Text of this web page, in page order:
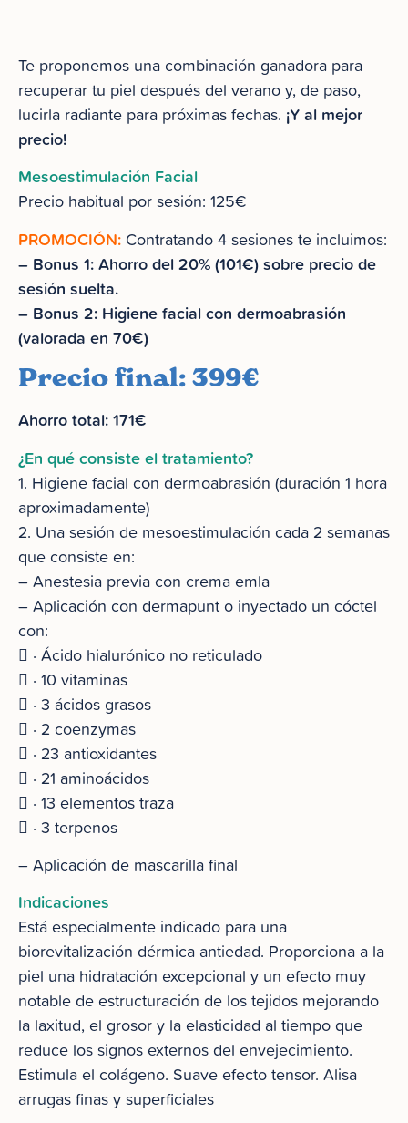
Te proponemos una combinación ganadora para
recuperar tu piel después del verano y, de paso,
lucirla radiante para próximas fechas. ¡Y al mejor
precio!
Mesoestimulación Facial
Precio habitual por sesión: 125€
PROMOCIÓN: Contratando 4 sesiones te incluimos:
– Bonus 1: Ahorro del 20% (101€) sobre precio de
sesión suelta.
– Bonus 2: Higiene facial con dermoabrasión
(valorada en 70€)
Precio final: 399€
Ahorro total: 171€
¿En qué consiste el tratamiento?
1. Higiene facial con dermoabrasión (duración 1 hora
aproximadamente)
2. Una sesión de mesoestimulación cada 2 semanas
que consiste en:
– Anestesia previa con crema emla
– Aplicación con dermapunt o inyectado un cóctel
con:
 · Ácido hialurónico no reticulado
 · 10 vitaminas
 · 3 ácidos grasos
 · 2 coenzymas
 · 23 antioxidantes
 · 21 aminoácidos
 · 13 elementos traza
 · 3 terpenos
– Aplicación de mascarilla final
Indicaciones
Está especialmente indicado para una
biorevitalización dérmica antiedad. Proporciona a la
piel una hidratación excepcional y un efecto muy
notable de estructuración de los tejidos mejorando
la laxitud, el grosor y la elasticidad al tiempo que
reduce los signos externos del envejecimiento.
Estimula el colágeno. Suave efecto tensor. Alisa
arrugas finas y superficiales